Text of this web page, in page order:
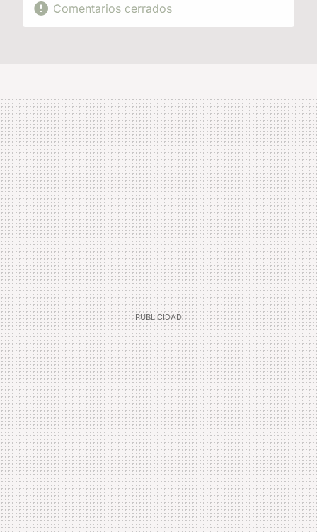
Comentarios cerrados